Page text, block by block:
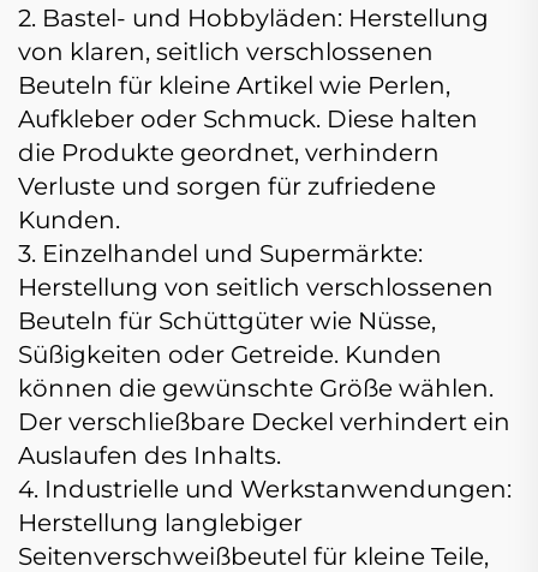
2. Bastel- und Hobbyläden: Herstellung
von klaren, seitlich verschlossenen
Beuteln für kleine Artikel wie Perlen,
Aufkleber oder Schmuck. Diese halten
die Produkte geordnet, verhindern
Verluste und sorgen für zufriedene
Kunden.
3. Einzelhandel und Supermärkte:
Herstellung von seitlich verschlossenen
Beuteln für Schüttgüter wie Nüsse,
Süßigkeiten oder Getreide. Kunden
können die gewünschte Größe wählen.
Der verschließbare Deckel verhindert ein
Auslaufen des Inhalts.
4. Industrielle und Werkstanwendungen:
Herstellung langlebiger
Seitenverschweißbeutel für kleine Teile,